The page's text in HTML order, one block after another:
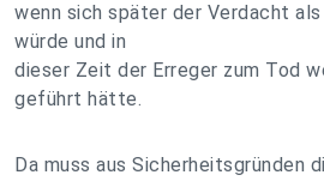
wenn sich später der Verdacht
würde und in
dieser Zeit der Erreger zum Tod
geführt hätte.
Da muss aus Sicherheitsgründen